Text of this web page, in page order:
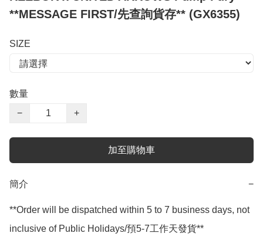
**MESSAGE FIRST/先查詢貨存** (GX6355)
SIZE
數量
−
+
加至購物車
簡介 −
**Order will be dispatched within 5 to 7 business days, not
inclusive of Public Holidays/預5-7工作天發貨**